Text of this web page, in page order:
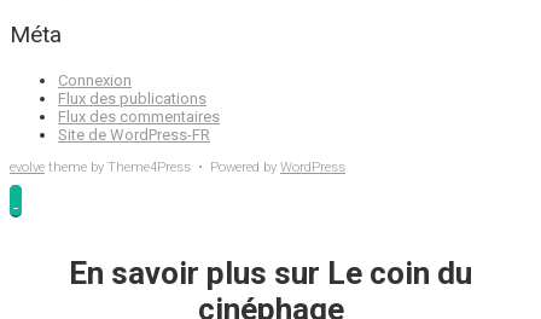
Méta
Connexion
Flux des publications
Flux des commentaires
Site de WordPress-FR
evolve theme by Theme4Press • Powered by WordPress
En savoir plus sur Le coin du
cinéphage